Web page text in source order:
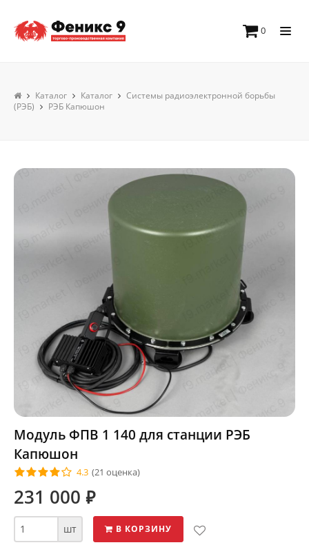
0
Каталог Каталог
Системы радиоэлектронной борьбы
(РЭБ)
РЭБ Капюшон
Модуль ФПВ 1 140 для станции РЭБ
Капюшон
4.3 (21 оценка)
231 000 ⃏
шт В КОРЗИНУ